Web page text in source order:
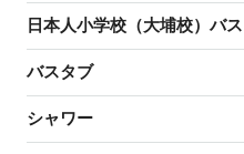
日本人小学校（大埔校）バス
バスタブ
シャワー